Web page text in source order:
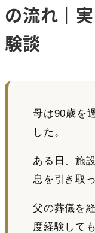
の流れ｜
験談
母は90歳を
した。
ある日、施
息を引き取
父の葬儀を
度経験して